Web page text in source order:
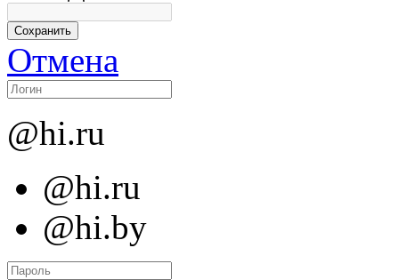
Отмена
@hi.ru
@hi.ru
@hi.by